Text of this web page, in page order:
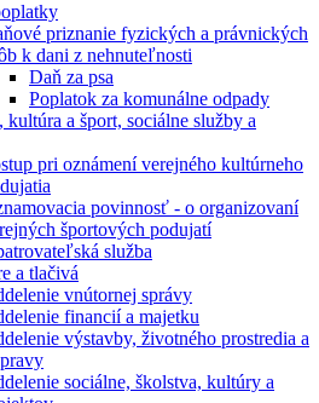
priznanie fyzických a právnických
k dani z nehnuteľnosti
Daň za psa
Poplatok za komunálne odpady
kultúra a šport, sociálne služby a
pri oznámení verejného kultúrneho
povinnosť - o organizovaní
športových podujatí
služba
a tlačivá
vnútornej správy
financií a majetku
výstavby, životného prostredia a
sociálne, školstva, kultúry a